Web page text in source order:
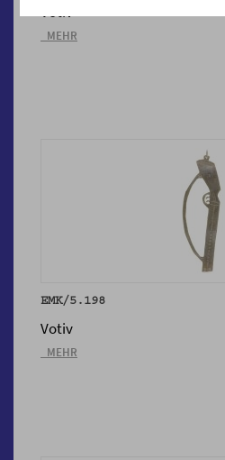
Votiv
_MEHR
EMK/5.198
Votiv
_MEHR